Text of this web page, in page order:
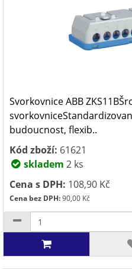
Svorkovnice ABB
budoucnost, flexib..
Kód zboží: 61621
skladem 2 ks
Cena s DPH: 108,90 Kč
Cena bez DPH:90,00 Kč